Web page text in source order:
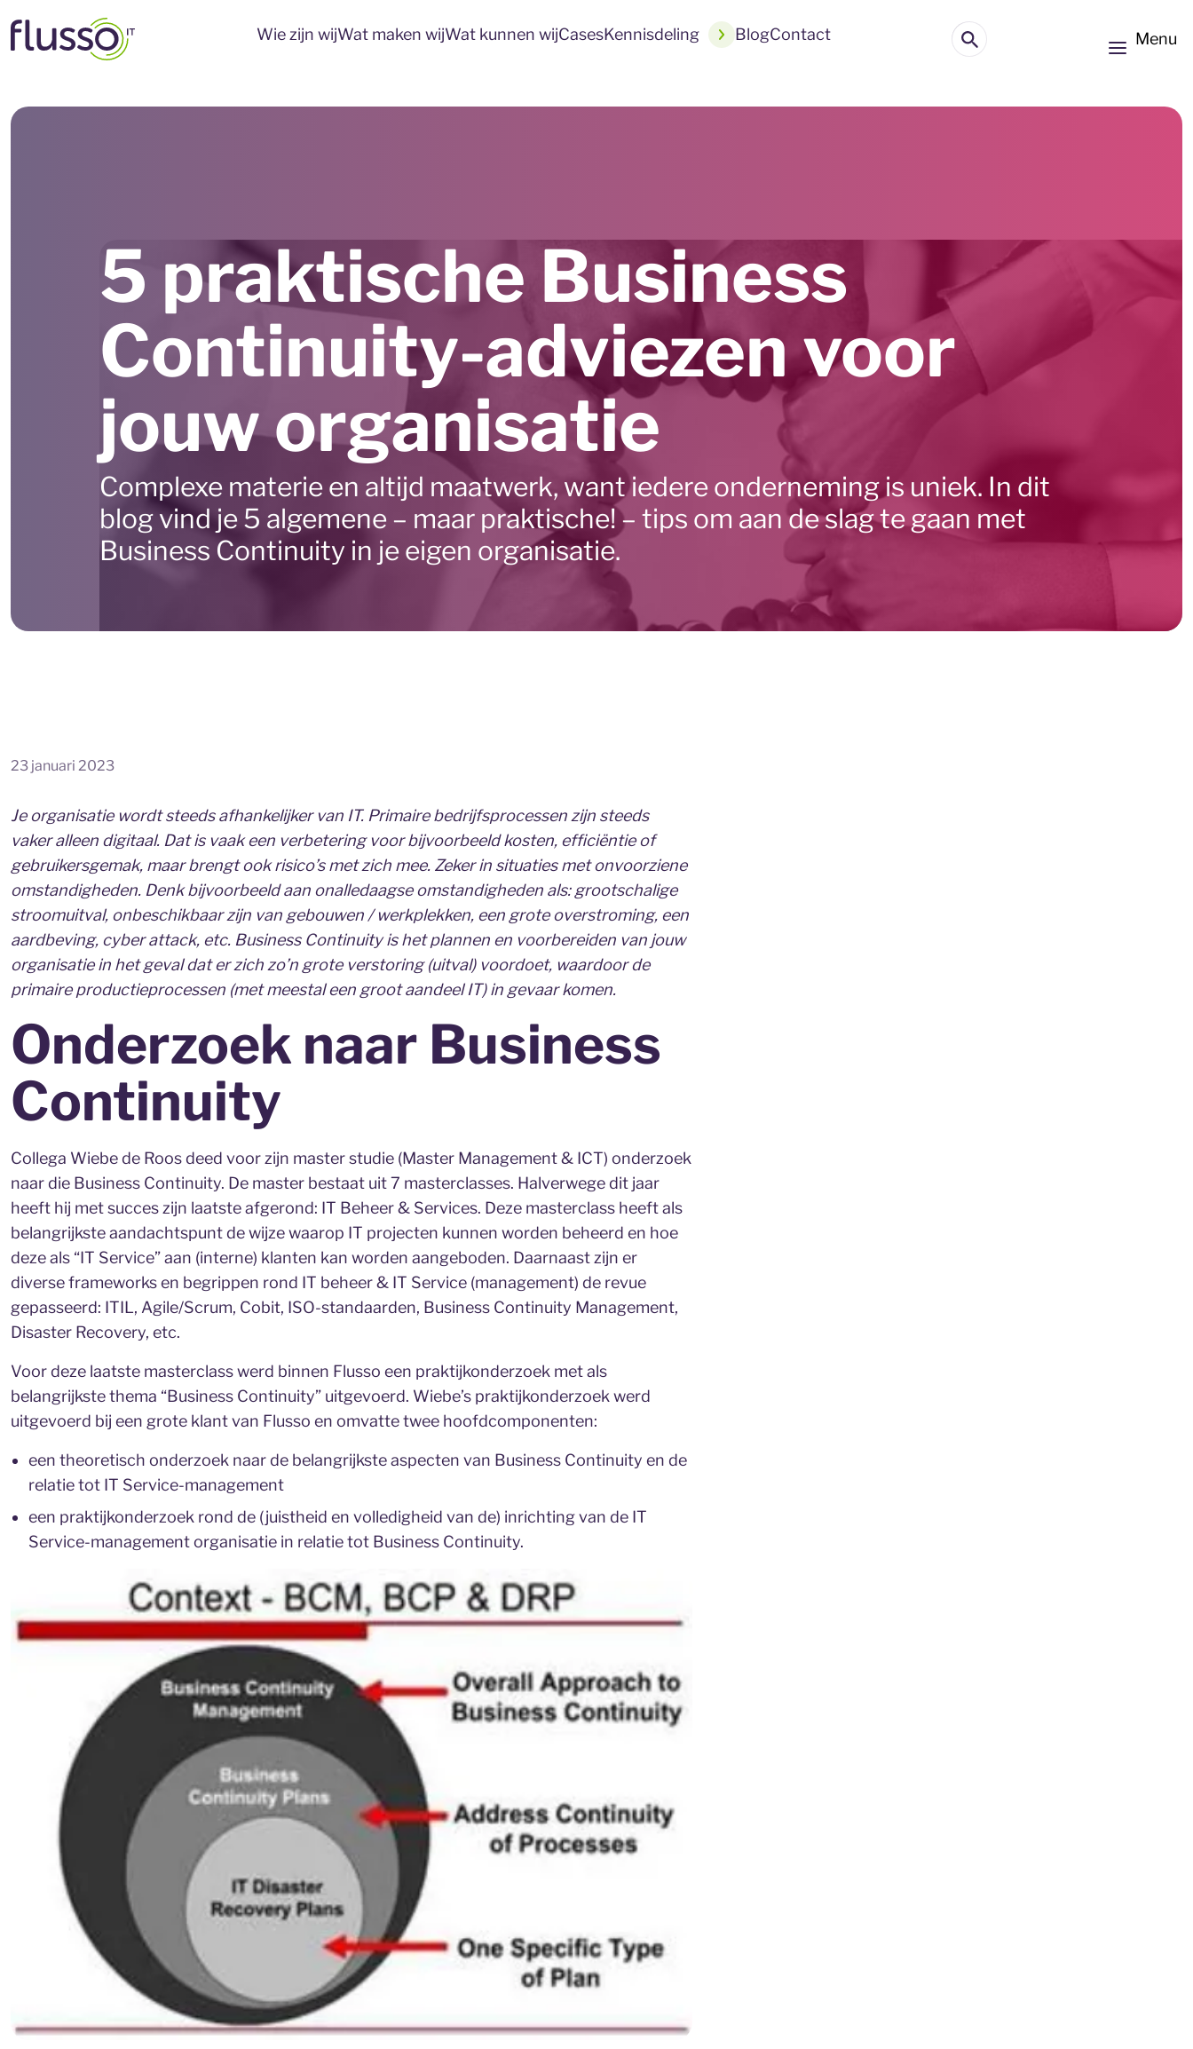
Wie zijn wijWat maken wijWat kunnen wijCasesKennisdeling BlogContact Menu
5 praktische Business
Continuity-adviezen voor
jouw organisatie
Complexe materie en altijd maatwerk, want iedere onderneming is uniek. In dit
blog vind je 5 algemene – maar praktische! – tips om aan de slag te gaan met
Business Continuity in je eigen organisatie.
23 januari 2023
Je organisatie wordt steeds afhankelijker van IT. Primaire bedrijfsprocessen zijn steeds
vaker alleen digitaal. Dat is vaak een verbetering voor bijvoorbeeld kosten, efficiëntie of
gebruikersgemak, maar brengt ook risico’s met zich mee. Zeker in situaties met onvoorziene
omstandigheden. Denk bijvoorbeeld aan onalledaagse omstandigheden als: grootschalige
stroomuitval, onbeschikbaar zijn van gebouwen / werkplekken, een grote overstroming, een
aardbeving, cyber attack, etc. Business Continuity is het plannen en voorbereiden van jouw
organisatie in het geval dat er zich zo’n grote verstoring (uitval) voordoet, waardoor de
primaire productieprocessen (met meestal een groot aandeel IT) in gevaar komen.
Onderzoek naar Business
Continuity
Collega Wiebe de Roos deed voor zijn master studie (Master Management & ICT) onderzoek
naar die Business Continuity. De master bestaat uit 7 masterclasses. Halverwege dit jaar
heeft hij met succes zijn laatste afgerond: IT Beheer & Services. Deze masterclass heeft als
belangrijkste aandachtspunt de wijze waarop IT projecten kunnen worden beheerd en hoe
deze als “IT Service” aan (interne) klanten kan worden aangeboden. Daarnaast zijn er
diverse frameworks en begrippen rond IT beheer & IT Service (management) de revue
gepasseerd: ITIL, Agile/Scrum, Cobit, ISO-standaarden, Business Continuity Management,
Disaster Recovery, etc.
Voor deze laatste masterclass werd binnen Flusso een praktijkonderzoek met als
belangrijkste thema “Business Continuity” uitgevoerd. Wiebe’s praktijkonderzoek werd
uitgevoerd bij een grote klant van Flusso en omvatte twee hoofdcomponenten:
een theoretisch onderzoek naar de belangrijkste aspecten van Business Continuity en de
relatie tot IT Service-management
een praktijkonderzoek rond de (juistheid en volledigheid van de) inrichting van de IT
Service-management organisatie in relatie tot Business Continuity.